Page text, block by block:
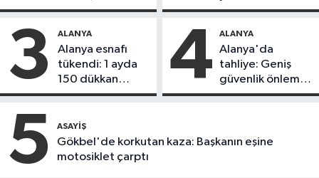
döndü
3 ALANYA
Alanya esnafı
tükendi: 1 ayda
150 dükkan
kapandı
4 ALANYA
Alanya'da
tahliye: Geniş
güvenlik önlemi
alındı
5 ASAYIŞ
Gökbel'de korkutan kaza: Başkanın eşine
motosiklet çarptı